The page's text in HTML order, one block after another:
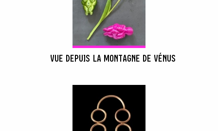
VUE DEPUIS LA MONTAGNE DE VÉNUS